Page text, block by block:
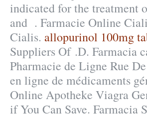
indicated for the treatment
and . Farmacie Online
Cialis. allopurinol 100mg
Suppliers Of .D. Farmacia
Pharmacie de Ligne Rue
en ligne de médicaments
Online Apotheke Viagra
if You Can Save. Farmacia